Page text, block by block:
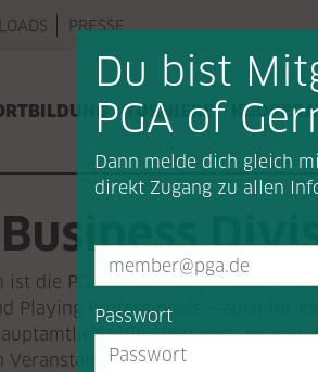
PRESSE
TURNIERE
ist die PGA of Germany - neben
Playing Professionals – auch für
tätige Personen können
teilnehmen und
Du bist
PGA of
Dann melde dich gleich
direkt Zugang zu allen
Passwort